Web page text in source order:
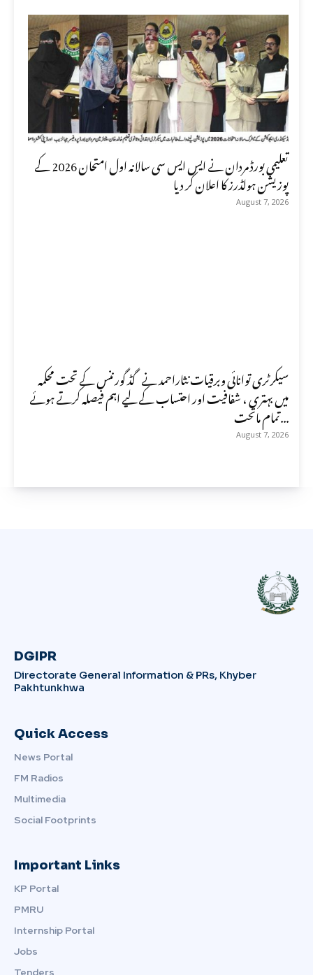
تعلیمی بورڈ مردان نے ایس ایس سی سالانہ اول امتحان 2026 کے
پوزیشن ہولڈرز کا اعلان کر دیا
August 7, 2026
سیکرٹری توانائی وبرقیات نثاراحمد نے گڈ گورننس کے تحت محکمہ
میں بہتری ، شفافیت اور احتساب کے لیے اہم فیصلہ کرتے ہوئے
تمام ماتحت...
August 7, 2026
DGIPR
Directorate General Information & PRs, Khyber
Pakhtunkhwa
Quick Access
News Portal
FM Radios
Multimedia
Social Footprints
Important Links
KP Portal
PMRU
Internship Portal
Jobs
Tenders